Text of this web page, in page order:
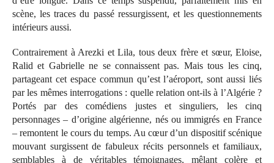
scène, les traces du passé ressurgissent, et les questionnements
intérieurs aussi.
Contrairement à Arezki et Lila, tous deux frère et sœur, Eloise,
Ralid et Gabrielle ne se connaissent pas. Mais tous les cinq,
partageant cet espace commun qu’est l’aéroport, sont aussi liés
par les mêmes interrogations : quelle relation ont-ils à l’Algérie ?
Portés par des comédiens justes et singuliers, les cinq
personnages – d’origine algérienne, nés ou immigrés en France
– remontent le cours du temps. Au cœur d’un dispositif scénique
mouvant surgissent de fabuleux récits personnels et familiaux,
semblables à de véritables témoignages, mêlant colère et